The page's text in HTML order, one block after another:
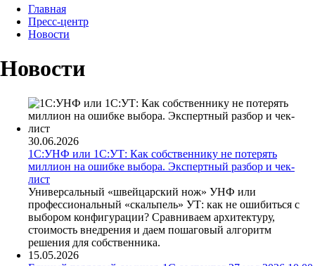
Главная
Пресс-центр
Новости
Новости
30.06.2026
1С:УНФ или 1С:УТ: Как собственнику не потерять
миллион на ошибке выбора. Экспертный разбор и чек-
лист
Универсальный «швейцарский нож» УНФ или
профессиональный «скальпель» УТ: как не ошибиться с
выбором конфигурации? Сравниваем архитектуру,
стоимость внедрения и даем пошаговый алгоритм
решения для собственника.
15.05.2026